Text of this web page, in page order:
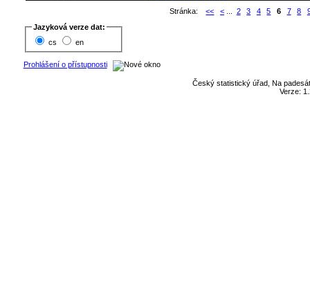
Stránka:
<< < 2 3 4 5 6 7 8
Jazyková verze dat:
cs
en
Prohlášení o přístupnosti
Český statistický úřad, Na
Verze: